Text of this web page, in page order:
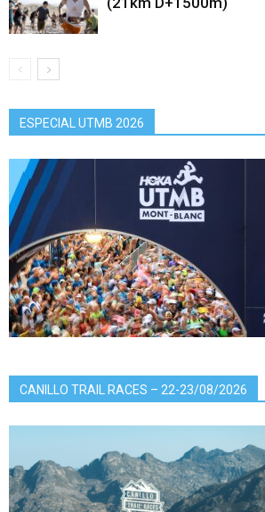
ESPECIAL UTMB 2026
CANILLO TRAIL RACES – 22-23/08/2026